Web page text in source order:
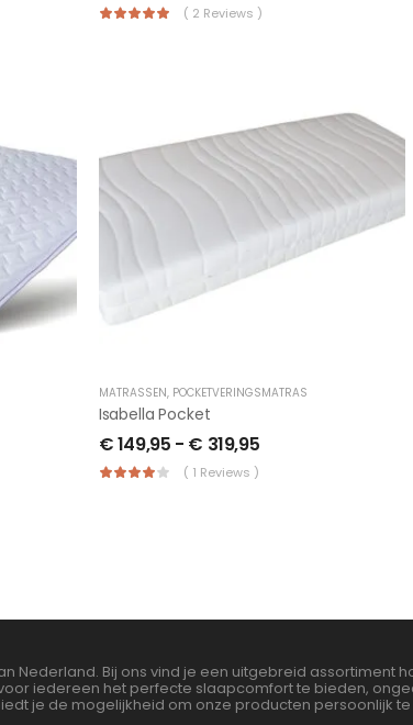
( 2 Reviews )
MATRASSEN, POCKETVERINGSMATRAS
Isabella Pocket
€149,95 - € 319,95
( 1 Reviews )
Bij ons vind je een uitgebreid assortiment
iedereen het perfecte slaapcomfort te bieden,
je de mogelijkheid om onze producten persoonlijk